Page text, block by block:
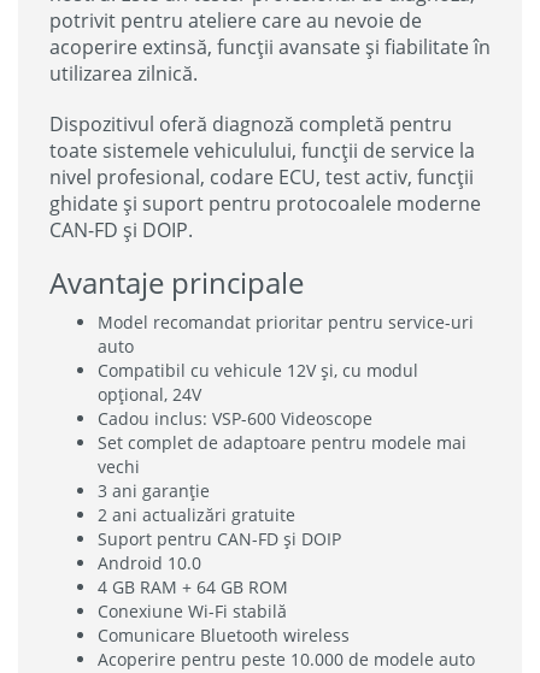
potrivit pentru ateliere care au nevoie de
acoperire extinsă, funcții avansate și fiabilitate în
utilizarea zilnică.
Dispozitivul oferă diagnoză completă pentru
toate sistemele vehiculului, funcții de service la
nivel profesional, codare ECU, test activ, funcții
ghidate și suport pentru protocoalele moderne
CAN-FD și DOIP.
Avantaje principale
Model recomandat prioritar pentru service-uri
auto
Compatibil cu vehicule 12V și, cu modul
opțional, 24V
Cadou inclus: VSP-600 Videoscope
Set complet de adaptoare pentru modele mai
vechi
3 ani garanție
2 ani actualizări gratuite
Suport pentru CAN-FD și DOIP
Android 10.0
4 GB RAM + 64 GB ROM
Conexiune Wi-Fi stabilă
Comunicare Bluetooth wireless
Acoperire pentru peste 10.000 de modele auto